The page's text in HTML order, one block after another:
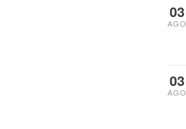
03
AGO
03
AGO